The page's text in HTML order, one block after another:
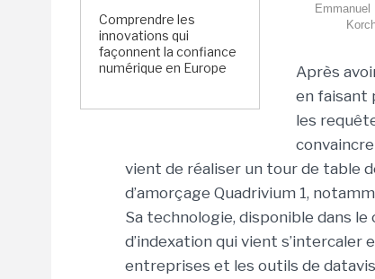
Comprendre les
innovations qui
façonnent la confiance
numérique en Europe
Après
en faisant
les
vient de réaliser un tour de table
d’amorçage Quadrivium 1,
Sa technologie, disponible dans
d’indexation qui vient s’intercaler
entreprises et les outils de